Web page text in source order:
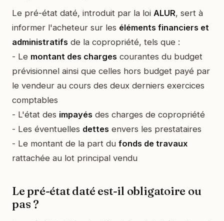
Le pré-état daté, introduit par la loi ALUR, sert à
informer l'acheteur sur les éléments financiers et
administratifs de la copropriété, tels que :
- Le montant des charges courantes du budget
prévisionnel ainsi que celles hors budget payé par
le vendeur au cours des deux derniers exercices
comptables
- L'état des impayés des charges de copropriété
- Les éventuelles dettes envers les prestataires
- Le montant de la part du fonds de travaux
rattachée au lot principal vendu
Le pré-état daté est-il obligatoire ou
pas ?